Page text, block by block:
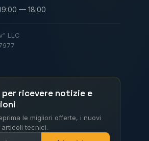
— 18:00
LLC
ricevere notizie e
le migliori offerte, i nuovi
tecnici.